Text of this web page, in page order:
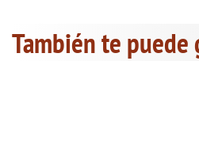
También te puede